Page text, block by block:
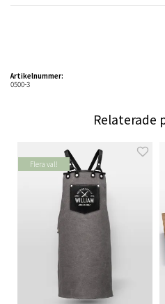
Artikelnummer:
0500-3
Relaterade
Flera val!